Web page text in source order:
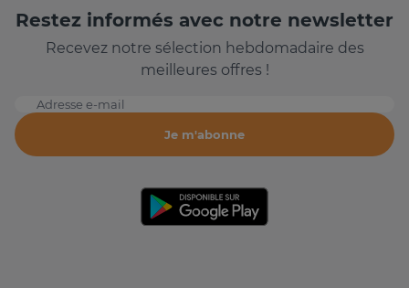
Restez informés avec notre newsletter
Recevez notre sélection hebdomadaire des
meilleures offres !
Adresse e-mail
Je m'abonne